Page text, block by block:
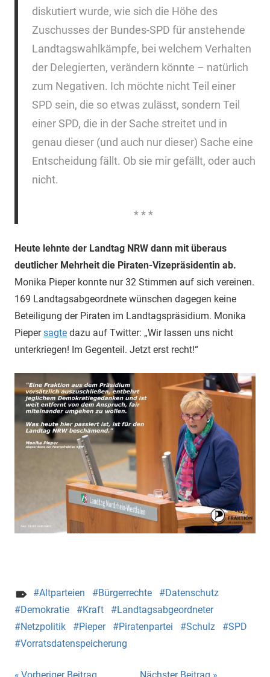
diskutiert wurde, wie sich die Höhe des
Zuschusses der Bundes-SPD für anstehende
Landtagswahlkämpfe, bei welchem Verhalten
der Delegierten, verändern könnte – natürlich
zum Negativen. Ich möchte nicht Teil einer
SPD sein, die so etwas zulässt, sondern Teil
einer SPD, die in der Sache streitet und in
genau dieser (und auch nur dieser) Sache eine
Entscheidung fällt. Ob sie mir gefällt, oder auch
nicht.
* * *
Heute lehnte der Landtag NRW dann mit überaus
deutlicher Mehrheit die Piraten-Vizepräsidentin ab.
Monika Pieper konnte nur 32 Stimmen auf sich vereinen.
169 Landtagsabgeordnete wünschen dagegen keine
Beteiligung der Piraten im Landtagspräsidium. Monika
Piepersagte dazu auf Twitter: „Wir lassen uns nicht
unterkriegen! Im Gegenteil. Jetzt erst recht!“
Altparteien Bürgerrechte
Datenschutz
Demokratie
Kraft
Landtagsabgeordneter
Netzpolitik
Pieper Piratenpartei Schulz
SPD
Vorratsdatenspeicherung